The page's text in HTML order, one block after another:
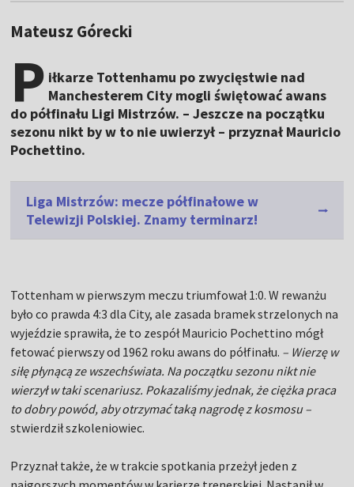
Mateusz Górecki
P iłkarze Tottenhamu po zwycięstwie nad
Manchesterem City mogli świętować awans
do półfinału Ligi Mistrzów. – Jeszcze na początku
sezonu nikt by w to nie uwierzył – przyznał Mauricio
Pochettino.
Liga Mistrzów: mecze półfinałowe w
Telewizji Polskiej. Znamy terminarz!
Tottenham w pierwszym meczu triumfował 1:0. W rewanżu
było co prawda 4:3 dla City, ale zasada bramek strzelonych na
wyjeździe sprawiła, że to zespół Mauricio Pochettino mógł
fetować pierwszy od 1962 roku awans do półfinału. – Wierzę w
siłę płynącą ze wszechświata. Na początku sezonu nikt nie
wierzył w taki scenariusz. Pokazaliśmy jednak, że ciężka praca
to dobry powód, aby otrzymać taką nagrodę z kosmosu –
stwierdził szkoleniowiec.
Przyznał także, że w trakcie spotkania przeżył jeden z